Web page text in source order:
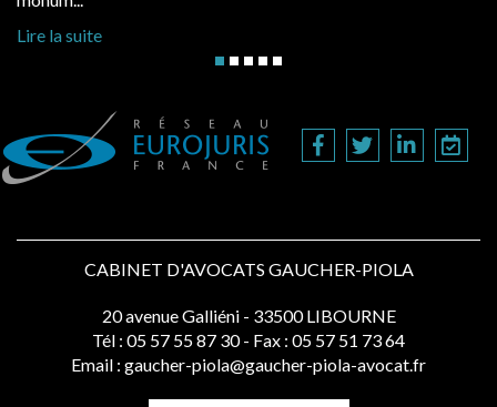
CABINET D'AVOCATS GAUCHER-PIOLA
20 avenue Galliéni - 33500 LIBOURNE
Tél : 05 57 55 87 30 - Fax : 05 57 51 73 64
Email : gaucher-piola@gaucher-piola-avocat.fr